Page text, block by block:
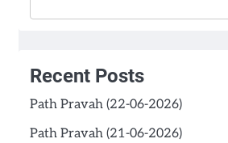
Recent Posts
Path Pravah (22-06-2026)
Path Pravah (21-06-2026)